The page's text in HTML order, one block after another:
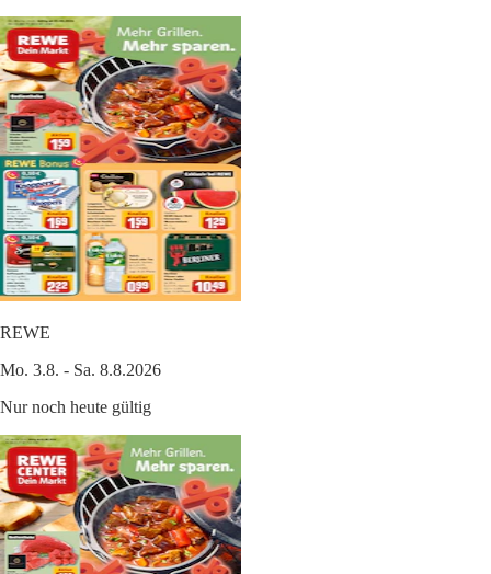
REWE
Mo. 3.8. - Sa. 8.8.2026
Nur noch heute gültig